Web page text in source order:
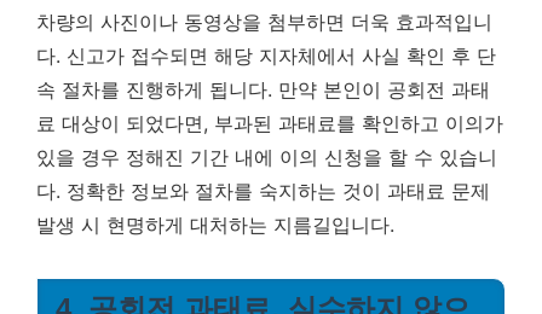
차량의 사진이나 동영상을 첨부하면 더욱 효과적입니
다. 신고가 접수되면 해당 지자체에서 사실 확인 후 단
속 절차를 진행하게 됩니다. 만약 본인이 공회전 과태
료 대상이 되었다면, 부과된 과태료를 확인하고 이의가
있을 경우 정해진 기간 내에 이의 신청을 할 수 있습니
다. 정확한 정보와 절차를 숙지하는 것이 과태료 문제
발생 시 현명하게 대처하는 지름길입니다.